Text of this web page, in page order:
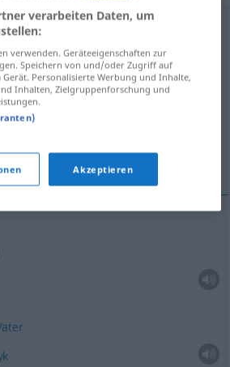
anklicken/antippen)
verarbeiten Daten, um
verwenden. Geräteeigenschaften zur
Speichern von und/oder Zugriff auf
Personalisierte Werbung und Inhalte,
Inhalten, Zielgruppenforschung und
Akzeptieren